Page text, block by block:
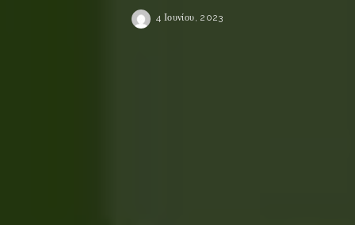
4 Ιουνίου, 2023